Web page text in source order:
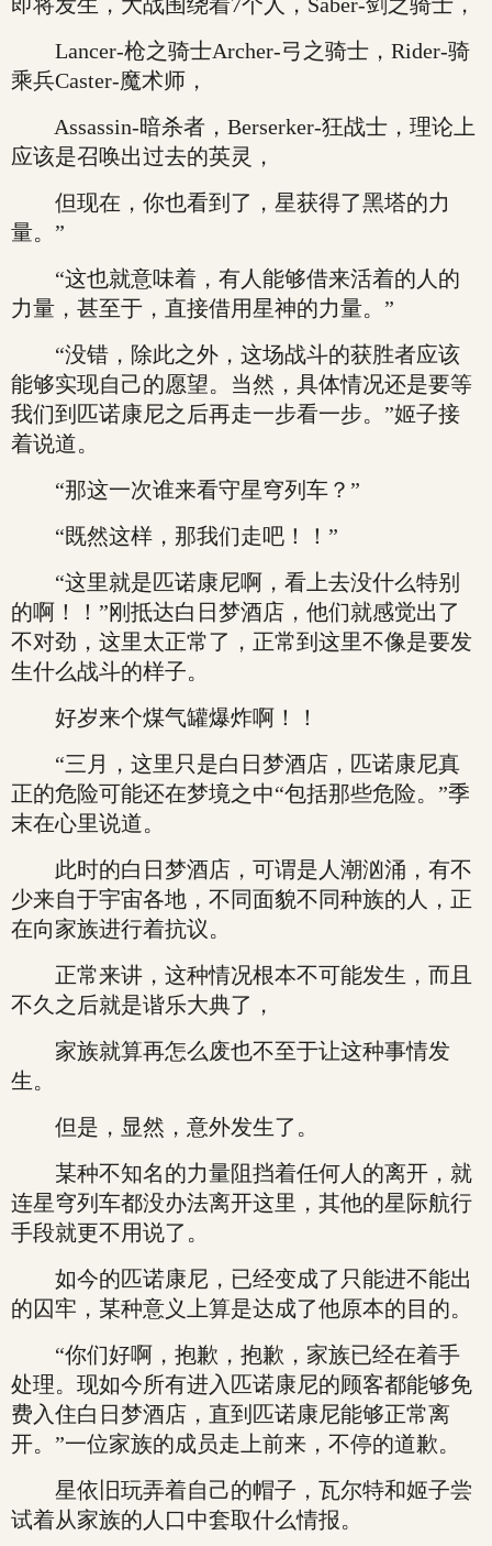
Lancer-枪之骑士Archer-弓之骑士，Rider-骑
乘兵Caster-魔术师，
Assassin-暗杀者，Berserker-狂战士，理论上
应该是召唤出过去的英灵，
但现在，你也看到了，星获得了黑塔的力
量。”
“这也就意味着，有人能够借来活着的人的
力量，甚至于，直接借用星神的力量。”
“没错，除此之外，这场战斗的获胜者应该
能够实现自己的愿望。当然，具体情况还是要等
我们到匹诺康尼之后再走一步看一步。”姬子接
着说道。
“那这一次谁来看守星穹列车？”
“既然这样，那我们走吧！！”
“这里就是匹诺康尼啊，看上去没什么特别
的啊！！”刚抵达白日梦酒店，他们就感觉出了
不对劲，这里太正常了，正常到这里不像是要发
生什么战斗的样子。
好岁来个煤气罐爆炸啊！！
“三月，这里只是白日梦酒店，匹诺康尼真
正的危险可能还在梦境之中“包括那些危险。”季
末在心里说道。
此时的白日梦酒店，可谓是人潮汹涌，有不
少来自于宇宙各地，不同面貌不同种族的人，正
在向家族进行着抗议。
正常来讲，这种情况根本不可能发生，而且
不久之后就是谐乐大典了，
家族就算再怎么废也不至于让这种事情发
生。
但是，显然，意外发生了。
某种不知名的力量阻挡着任何人的离开，就
连星穹列车都没办法离开这里，其他的星际航行
手段就更不用说了。
如今的匹诺康尼，已经变成了只能进不能出
的囚牢，某种意义上算是达成了他原本的目的。
“你们好啊，抱歉，抱歉，家族已经在着手
处理。现如今所有进入匹诺康尼的顾客都能够免
费入住白日梦酒店，直到匹诺康尼能够正常离
开。”一位家族的成员走上前来，不停的道歉。
星依旧玩弄着自己的帽子，瓦尔特和姬子尝
试着从家族的人口中套取什么情报。